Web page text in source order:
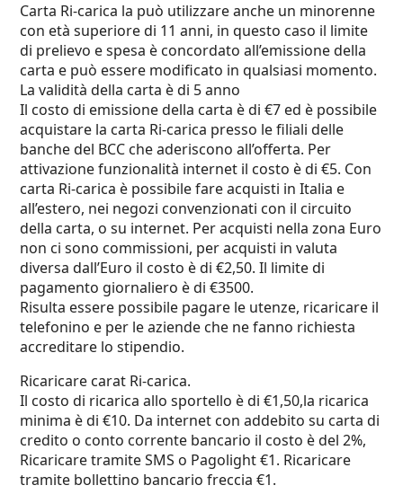
Carta Ri-carica la può utilizzare anche un minorenne
con età superiore di 11 anni, in questo caso il limite
di prelievo e spesa è concordato all’emissione della
carta e può essere modificato in qualsiasi momento.
La validità della carta è di 5 anno
Il costo di emissione della carta è di €7 ed è possibile
acquistare la carta Ri-carica presso le filiali delle
banche del BCC che aderiscono all’offerta. Per
attivazione funzionalità internet il costo è di €5. Con
carta Ri-carica è possibile fare acquisti in Italia e
all’estero, nei negozi convenzionati con il circuito
della carta, o su internet. Per acquisti nella zona Euro
non ci sono commissioni, per acquisti in valuta
diversa dall’Euro il costo è di €2,50. Il limite di
pagamento giornaliero è di €3500.
Risulta essere possibile pagare le utenze, ricaricare il
telefonino e per le aziende che ne fanno richiesta
accreditare lo stipendio.
Ricaricare carat Ri-carica.
Il costo di ricarica allo sportello è di €1,50,la ricarica
minima è di €10. Da internet con addebito su carta di
credito o conto corrente bancario il costo è del 2%,
Ricaricare tramite SMS o Pagolight €1. Ricaricare
tramite bollettino bancario freccia €1.